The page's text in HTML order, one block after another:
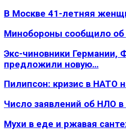
В Москве 41-летняя
Минобороны сообщило
Экс-чиновники Германии,
предложили новую…
Пилипсон: кризис в НАТО
Число заявлений об НЛО
Мухи в еде и ржавая